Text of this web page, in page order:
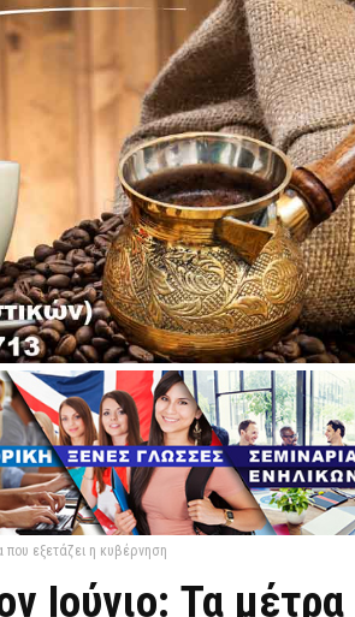
που εξετάζει η κυβέρνηση
Ιούνιο: Τα μέτρα